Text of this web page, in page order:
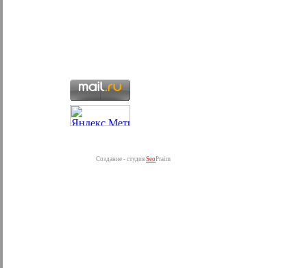
Создание - студия SeoPraim